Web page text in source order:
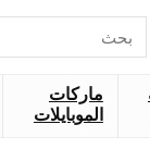
عن:
ماركات
الموبايلات